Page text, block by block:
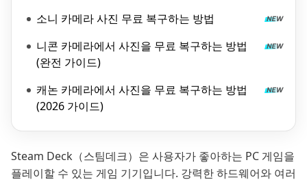
소니 카메라 사진 무료 복구하는 방법
니콘 카메라에서 사진을 무료 복구하는 방법
(완전 가이드)
캐논 카메라에서 사진을 무료 복구하는 방법
(2026 가이드)
Steam Deck（스팀데크）은 사용자가 좋아하는 PC 게임을
플레이할 수 있는 게임 기기입니다. 강력한 하드웨어와 여러